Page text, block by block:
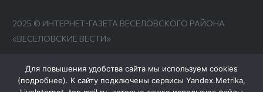
2025 © ИНТЕРНЕТ-ГАЗЕТА ВЕСЕЛОВСКОГО РАЙОНА
«ВЕСЕЛОВСКИЕ ВЕСТИ»
Для повышения удобства сайта мы используем cookies
(подробнее). К сайту подключены сервисы Yandex.Metrika,